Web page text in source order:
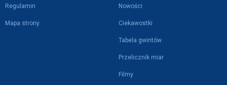
Regulamin
Mapa strony
Nowości
Ciekawostki
Tabela gwintów
Przelicznik miar
Filmy